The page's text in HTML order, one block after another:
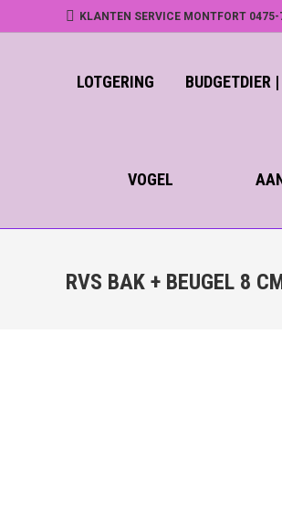
KLANTEN SERVICE MONTFORT
LOTGERING BUDGETDIER
VOGEL
RVS BAK + BEUGEL 8